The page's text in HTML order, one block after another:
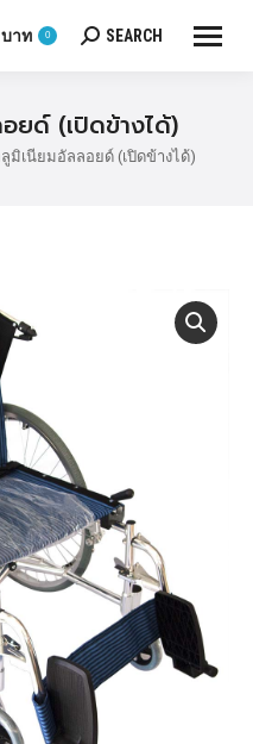
บาท 0 Search:
SEARCH
ยด์ (เปิดข้างได้)
มิเนียมอัลลอยด์ (เปิดข้างได้)